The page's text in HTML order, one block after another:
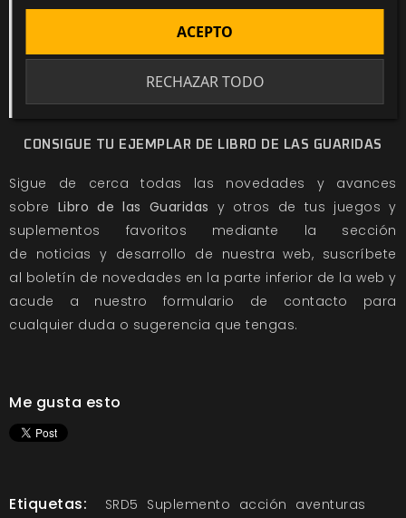
CONSIGUE TU EJEMPLAR DE LIBRO DE LAS GUARIDAS
Sigue de cerca todas las novedades y avances
sobre Libro de las Guaridas y otros de tus juegos y
suplementos favoritos mediante la sección
de noticias y desarrollo de nuestra web, suscríbete
al boletín de novedades en la parte inferior de la web y
acude a nuestro formulario de contacto para
cualquier duda o sugerencia que tengas.
Me gusta esto
Etiquetas: SRD5 Suplemento acción aventuras
RECHAZAR TODO
ACEPTO